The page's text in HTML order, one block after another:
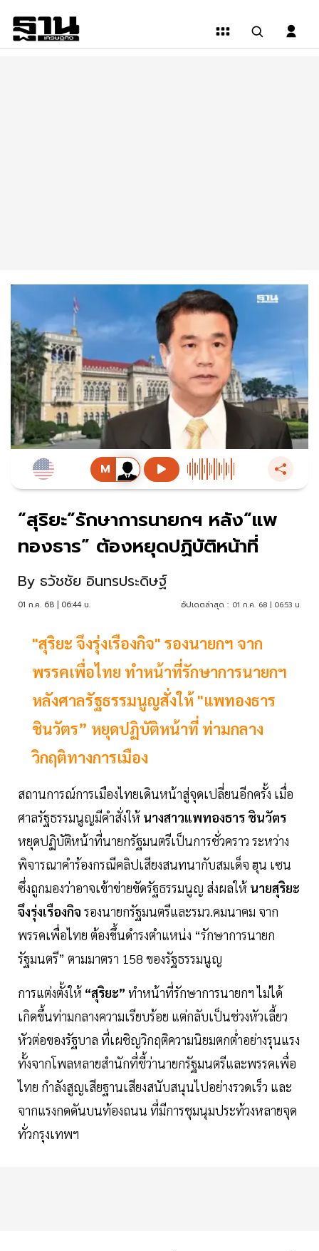
“สุริยะ”รักษาการนายกฯ หลัง“แพ
ทองธาร” ต้องหยุดปฏิบัติหน้าที่
By ธวัชชัย อินทรประดิษฐ์
01 ก.ค. 68 | 06:44 น. อัปเดตล่าสุด : 01 ก.ค. 68 | 06:53 น.
"สุริยะ จึงรุ่งเรืองกิจ" รองนายกฯ จาก
พรรคเพื่อไทย ทำหน้าที่รักษาการนายกฯ
หลังศาลรัฐธรรมนูญสั่งให้ "แพทองธาร
ชินวัตร” หยุดปฏิบัติหน้าที่ ท่ามกลาง
วิกฤติทางการเมือง
สถานการณ์การเมืองไทยเดินหน้าสู่จุดเปลี่ยนอีกครั้ง เมื่อ
ศาลรัฐธรรมนูญมีคำสั่งให้ นางสาวแพทองธาร ชินวัตร
หยุดปฏิบัติหน้าที่นายกรัฐมนตรีเป็นการชั่วคราว ระหว่าง
พิจารณาคำร้องกรณีคลิปเสียงสนทนากับสมเด็จ ฮุน เซน
ซึ่งถูกมองว่าอาจเข้าข่ายขัดรัฐธรรมนูญ ส่งผลให้ นายสุริยะ
จึงรุ่งเรืองกิจ รองนายกรัฐมนตรีและรมว.คมนาคม จาก
พรรคเพื่อไทย ต้องขึ้นดำรงตำแหน่ง “รักษาการนายก
รัฐมนตรี” ตามมาตรา 158 ของรัฐธรรมนูญ
การแต่งตั้งให้ “สุริยะ” ทำหน้าที่รักษาการนายกฯ ไม่ได้
เกิดขึ้นท่ามกลางความเรียบร้อย แต่กลับเป็นช่วงหัวเลี้ยว
หัวต่อของรัฐบาล ที่เผชิญวิกฤติความนิยมตกต่ำอย่างรุนแรง
ทั้งจากโพลหลายสำนักที่ชี้ว่านายกรัฐมนตรีและพรรคเพื่อ
ไทย กำลังสูญเสียฐานเสียงสนับสนุนไปอย่างรวดเร็ว และ
จากแรงกดดันบนท้องถนน ที่มีการชุมนุมประท้วงหลายจุด
ทั่วกรุงเทพฯ